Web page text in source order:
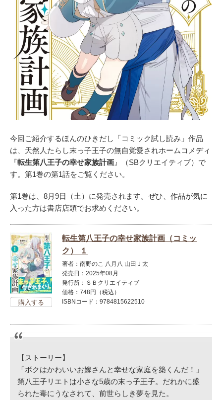
今回ご紹介するほんのひきだし「コミック試し読み」作品
は、天然人たらし末っ子王子の無自覚愛されホームコメディ
『転生第八王子の幸せ家族計画 』（SBクリエイティブ）で
す。第1巻の第1話をご覧ください。
第1巻は、8月9日（土）に発売されます。ぜひ、作品が気に
入った方は書店店頭でお求めください。
転生第八王子の幸せ家族計画（コミッ
ク） １
著者：南野のこ 八月八 山田Ｊ太
発売日：2025年08月
発行所：ＳＢクリエイティブ
価格：748円（税込）
ISBNコード：9784815622510
【ストーリー】
「ボクはかわいいお嫁さんと幸せな家庭を築くんだ！」
第八王子リエトは小さな5歳の末っ子王子。だれかに盛
られた毒にうなされて、前世らしき夢を見た。